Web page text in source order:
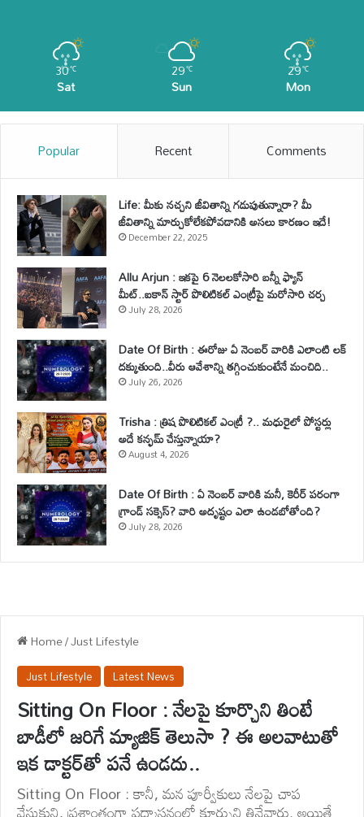
30℃
Sat
29℃
Sun
29℃
Mon
Popular Recent Comments
Life: మీకు నచ్చని జీవితాన్ని గడుపుతున్నారా? మీ
జీవితాన్ని మార్చుకోలేకపోవడానికి అసలు కారణం ఇదే!
December 22, 2025
Allu Arjun : ఇకపై 6 నెలలకోసారి బన్నీ ఫ్యాన్
మీట్..ఐకాన్ స్టార్ పొలిటికల్ ఎంట్రీపై మరోసారి చర్చ
July 28, 2026
Date Of Birth : ఈరోజు ఏ నెంబర్ వారికి ఎలాంటి లక్
దక్కుతుంది..వీరు ఆవేశాన్ని తగ్గించుకుంటేనే మంచిది..
July 26, 2026
Trisha : త్రిష పొలిటికల్ ఎంట్రీ ?.. మధురైలో పోస్టర్లు
అదే కన్ఫమ్ చేస్తున్నాయా?
August 4, 2026
Date Of Birth : ఏ నెంబర్ వారికి మనీ, కెరీర్ పరంగా
గ్రాండ్ సక్సెస్? వారి అదృష్టం ఎలా ఉండబోతోంది?
July 28, 2026